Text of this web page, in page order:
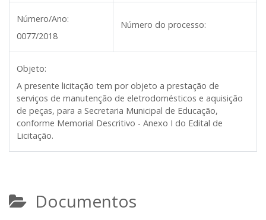
Número/Ano:
0077/2018
Número do processo:
Objeto:
A presente licitação tem por objeto a prestação de
serviços de manutenção de eletrodomésticos e aquisição
de peças, para a Secretaria Municipal de Educação,
conforme Memorial Descritivo - Anexo I do Edital de
Licitação.
Documentos